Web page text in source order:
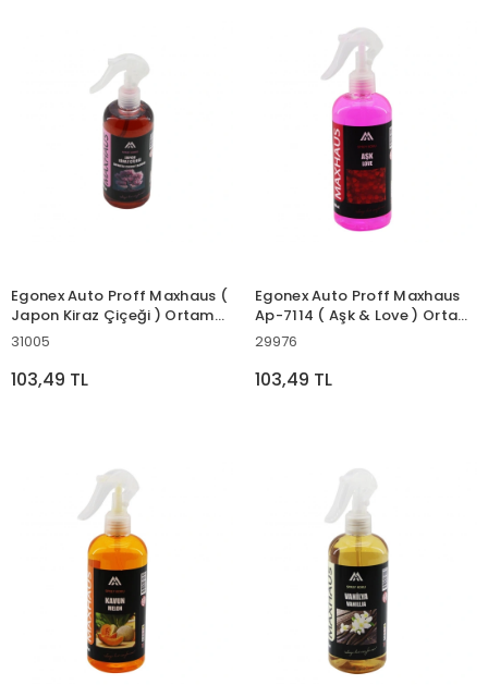
Egonex Auto Proff Maxhaus (
Japon Kiraz Çiçeği ) Ortam
Oda Kokusu Sprey 400ml (
31005
103,49 TL
Egonex Auto Proff Maxhaus
Ap-7114 ( Aşk & Love ) Ortam
Oda Kokusu Sprey 400ml (
29976
103,49 TL